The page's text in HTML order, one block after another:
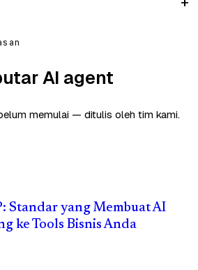
AI agent
memulai — ditulis oleh tim kami.
Standar yang Membuat AI
ke Tools Bisnis Anda